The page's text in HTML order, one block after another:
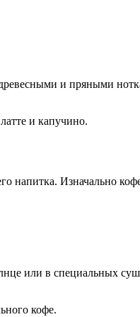
и пряными
и капучино.
напитка. Изначально
или в специальных
кофе.